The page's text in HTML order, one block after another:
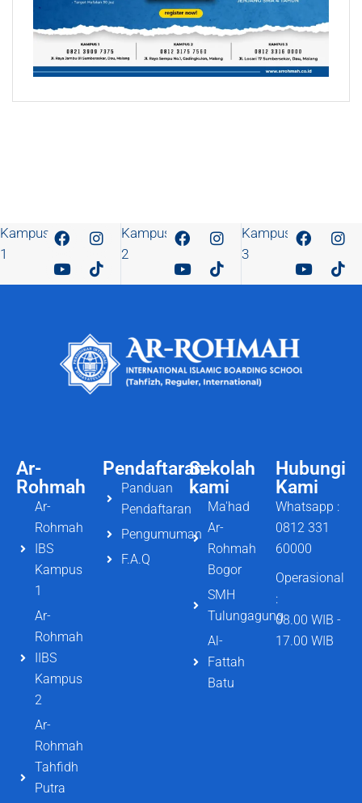
Kampus
1
Kampus
2
Kampus
3
Ar-
Rohmah
Ar-
Rohmah
IBS
Kampus
1
Ar-
Rohmah
IIBS
Kampus
2
Ar-
Rohmah
Tahfidh
Putra
Pendaftaran
Panduan
Pendaftaran
Pengumuman
F.A.Q
Hubungi
Kami
Whatsapp :
0812 331
60000
Operasional
:
08.00 WIB -
17.00 WIB
Sekolah
kami
Ma'had
Ar-
Rohmah
Bogor
SMH
Tulungagung
Al-
Fattah
Batu